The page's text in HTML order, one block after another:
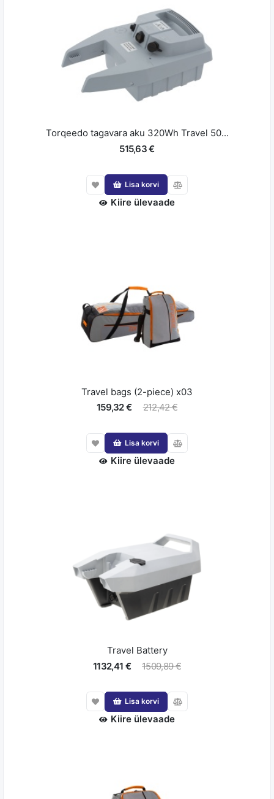
Torqeedo tagavara aku 320Wh Travel 50...
515,63 €
Lisa korvi
Kiire ülevaade
Travel bags (2-piece) x03
159,32 €
212,42 €
Lisa korvi
Kiire ülevaade
Travel Battery
1132,41 €
1509,89 €
Lisa korvi
Kiire ülevaade